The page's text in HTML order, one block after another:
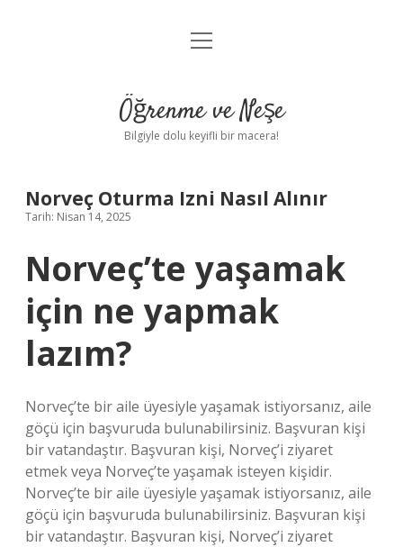
Anasayfa
Yasal Uyarı
menüyü
Öğrenme ve Neşe
Bilgiyle dolu keyifli bir macera!
Norveç Oturma Izni Nasıl Alınır
Tarih: Nisan 14, 2025
Norveç’te yaşamak
için ne yapmak
lazım?
Norveç’te bir aile üyesiyle yaşamak istiyorsanız, aile
göçü için başvuruda bulunabilirsiniz. Başvuran kişi
bir vatandaştır. Başvuran kişi, Norveç’i ziyaret
etmek veya Norveç’te yaşamak isteyen kişidir.
Norveç’te bir aile üyesiyle yaşamak istiyorsanız, aile
göçü için başvuruda bulunabilirsiniz. Başvuran kişi
bir vatandaştır. Başvuran kişi, Norveç’i ziyaret